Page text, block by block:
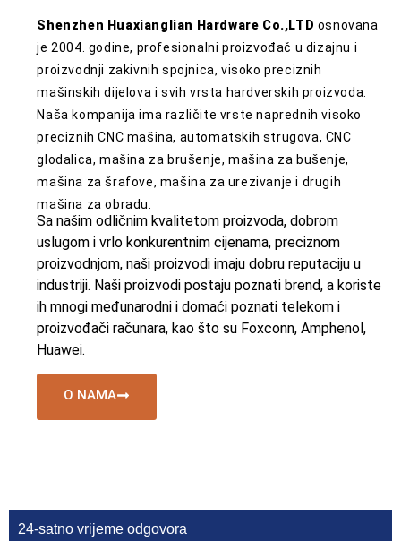
Shenzhen Huaxianglian Hardware Co.,LTD osnovana
je 2004. godine, profesionalni proizvođač u dizajnu i
proizvodnji zakivnih spojnica, visoko preciznih
mašinskih dijelova i svih vrsta hardverskih proizvoda.
Naša kompanija ima različite vrste naprednih visoko
preciznih CNC mašina, automatskih strugova, CNC
glodalica, mašina za brušenje, mašina za bušenje,
mašina za šrafove, mašina za urezivanje i drugih
mašina za obradu.
Sa našim odličnim kvalitetom proizvoda, dobrom
uslugom i vrlo konkurentnim cijenama, preciznom
proizvodnjom, naši proizvodi imaju dobru reputaciju u
industriji. Naši proizvodi postaju poznati brend, a koriste
ih mnogi međunarodni i domaći poznati telekom i
proizvođači računara, kao što su Foxconn, Amphenol,
Huawei.
O NAMA
24-satno vrijeme odgovora